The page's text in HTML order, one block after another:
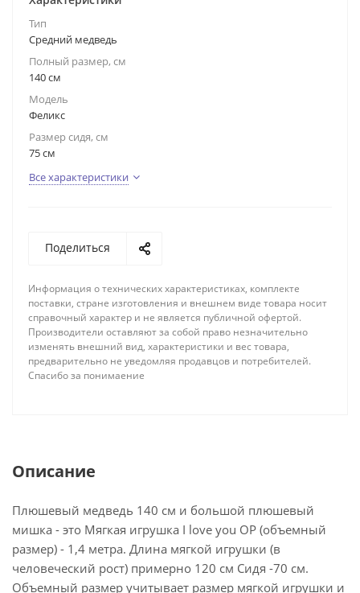
Тип
Средний медведь
Полный размер, см
140 см
Модель
Феликс
Размер сидя, см
75 см
Все характеристики
Поделиться
Информация о технических характеристиках, комплекте
поставки, стране изготовления и внешнем виде товара носит
справочный характер и не является публичной офертой.
Производители оставляют за собой право незначительно
изменять внешний вид, характеристики и вес товара,
предварительно не уведомляя продавцов и потребителей.
Спасибо за понимаение
Описание
Плюшевый медведь 140 см и большой плюшевый
мишка - это Мягкая игрушка I love you ОР (объемный
размер) - 1,4 метра. Длина мягкой игрушки (в
человеческий рост) примерно 120 см Сидя -70 см.
Объемный размер учитывает размер мягкой игрушки и